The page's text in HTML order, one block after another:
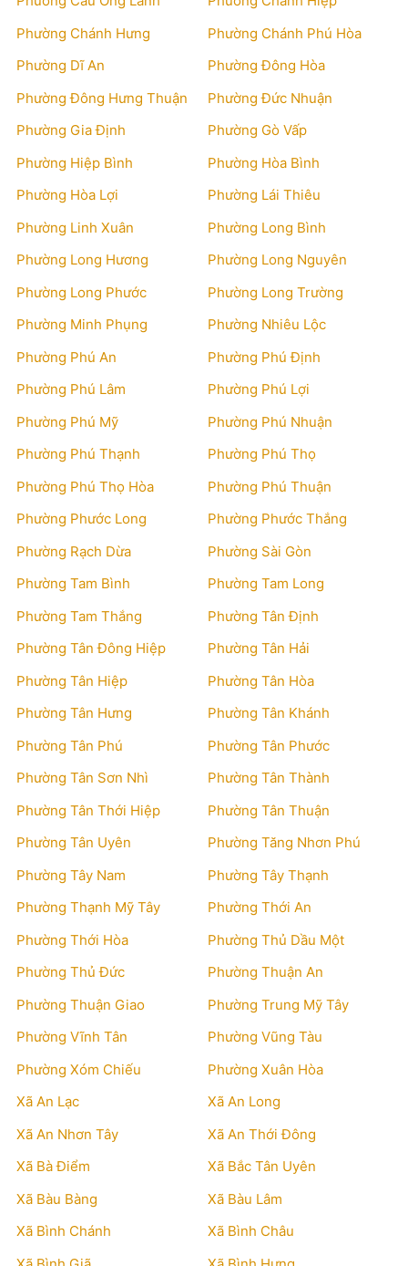
Phường Chánh Hưng
Phường Chánh Phú Hòa
Phường Dĩ An
Phường Đông Hòa
Phường Đông Hưng Thuận
Phường Đức Nhuận
Phường Gia Định
Phường Gò Vấp
Phường Hiệp Bình
Phường Hòa Bình
Phường Hòa Lợi
Phường Lái Thiêu
Phường Linh Xuân
Phường Long Bình
Phường Long Hương
Phường Long Nguyên
Phường Long Phước
Phường Long Trường
Phường Minh Phụng
Phường Nhiêu Lộc
Phường Phú An
Phường Phú Định
Phường Phú Lâm
Phường Phú Lợi
Phường Phú Mỹ
Phường Phú Nhuận
Phường Phú Thạnh
Phường Phú Thọ
Phường Phú Thọ Hòa
Phường Phú Thuận
Phường Phước Long
Phường Phước Thắng
Phường Rạch Dừa
Phường Sài Gòn
Phường Tam Bình
Phường Tam Long
Phường Tam Thắng
Phường Tân Định
Phường Tân Đông Hiệp
Phường Tân Hải
Phường Tân Hiệp
Phường Tân Hòa
Phường Tân Hưng
Phường Tân Khánh
Phường Tân Phú
Phường Tân Phước
Phường Tân Sơn Nhì
Phường Tân Thành
Phường Tân Thới Hiệp
Phường Tân Thuận
Phường Tân Uyên
Phường Tăng Nhơn Phú
Phường Tây Nam
Phường Tây Thạnh
Phường Thạnh Mỹ Tây
Phường Thới An
Phường Thới Hòa
Phường Thủ Dầu Một
Phường Thủ Đức
Phường Thuận An
Phường Thuận Giao
Phường Trung Mỹ Tây
Phường Vĩnh Tân
Phường Vũng Tàu
Phường Xóm Chiếu
Phường Xuân Hòa
Xã An Lạc
Xã An Long
Xã An Nhơn Tây
Xã An Thới Đông
Xã Bà Điểm
Xã Bắc Tân Uyên
Xã Bàu Bàng
Xã Bàu Lâm
Xã Bình Chánh
Xã Bình Châu